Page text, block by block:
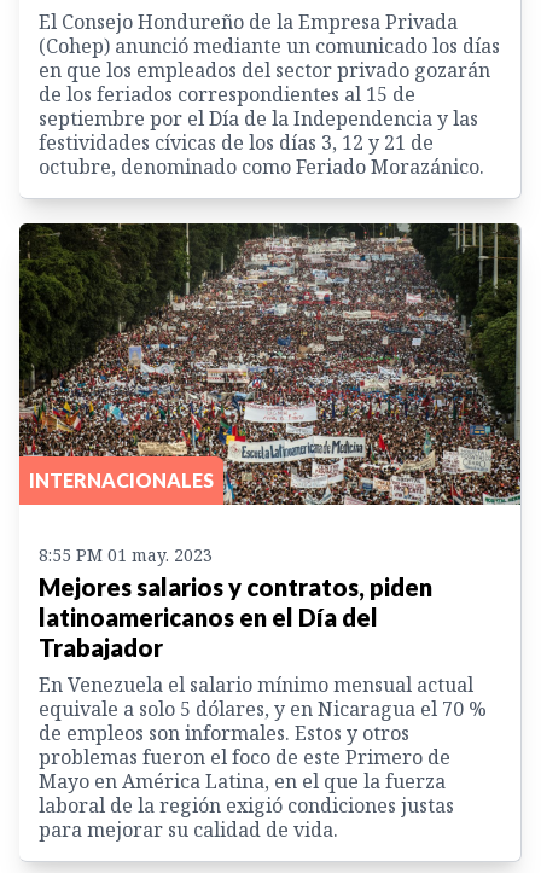
El Consejo Hondureño de la Empresa Privada
(Cohep) anunció mediante un comunicado los días
en que los empleados del sector privado gozarán
de los feriados correspondientes al 15 de
septiembre por el Día de la Independencia y las
festividades cívicas de los días 3, 12 y 21 de
octubre, denominado como Feriado Morazánico.
INTERNACIONALES
8:55 PM 01 may. 2023
Mejores salarios y contratos, piden
latinoamericanos en el Día del
Trabajador
En Venezuela el salario mínimo mensual actual
equivale a solo 5 dólares, y en Nicaragua el 70 %
de empleos son informales. Estos y otros
problemas fueron el foco de este Primero de
Mayo en América Latina, en el que la fuerza
laboral de la región exigió condiciones justas
para mejorar su calidad de vida.